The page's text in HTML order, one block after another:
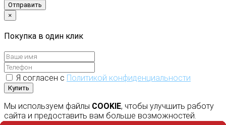
Отправить
×
Покупка в один клик
Я согласен с Политикой конфиденциальности
Купить
Мы используем файлы COOKIE, чтобы улучшить работу
сайта и предоставить вам больше возможностей.